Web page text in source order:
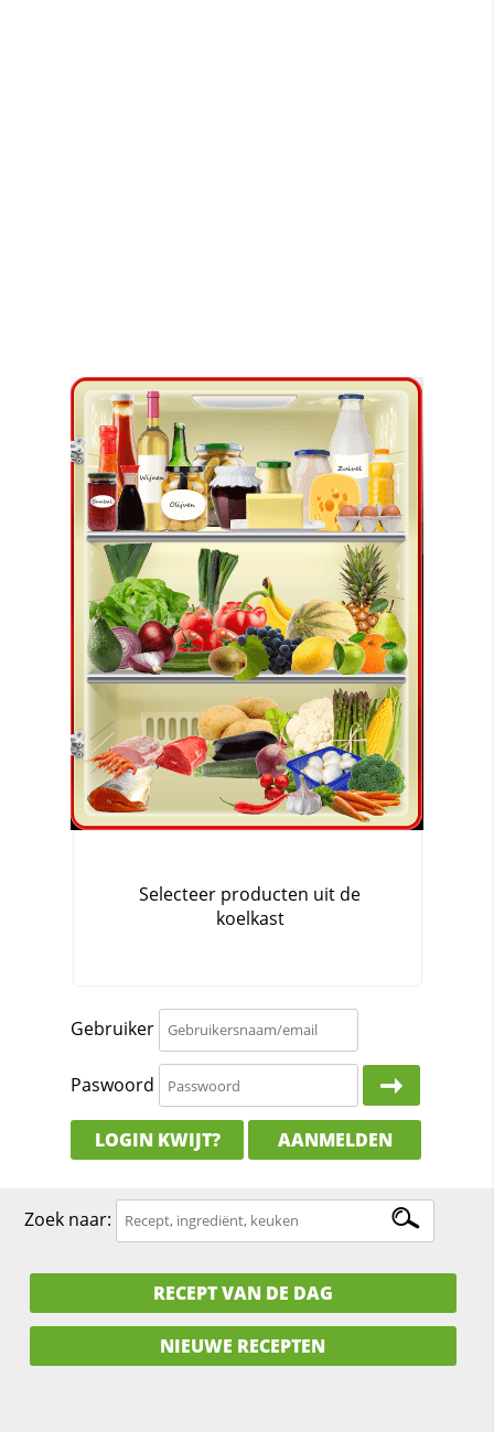
Gebruiker
Paswoord
LOGIN KWIJT? AANMELDEN
Zoek naar:
RECEPT VAN DE DAG
NIEUWE RECEPTEN